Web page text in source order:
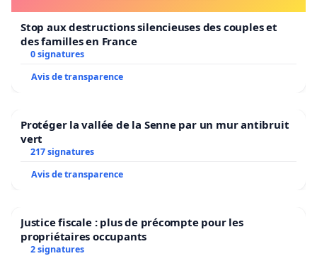
Stop aux destructions silencieuses des couples et
des familles en France
0 signatures
Avis de transparence
Protéger la vallée de la Senne par un mur antibruit
vert
217 signatures
Avis de transparence
Justice fiscale : plus de précompte pour les
propriétaires occupants
2 signatures